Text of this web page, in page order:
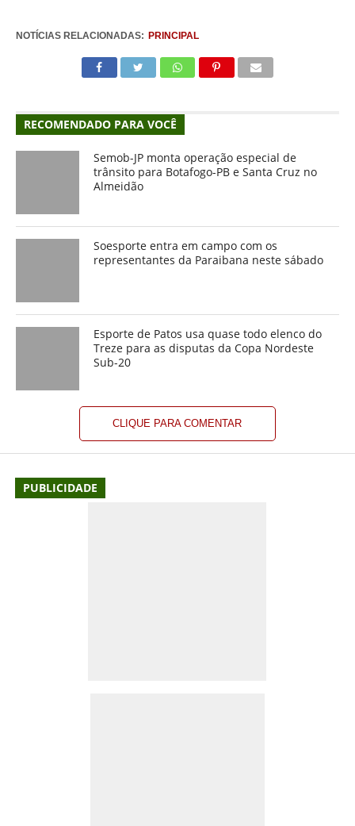
NOTÍCIAS RELACIONADAS: PRINCIPAL
RECOMENDADO PARA VOCÊ
Semob-JP monta operação especial de
trânsito para Botafogo-PB e Santa Cruz no
Almeidão
Soesporte entra em campo com os
representantes da Paraibana neste sábado
Esporte de Patos usa quase todo elenco do
Treze para as disputas da Copa Nordeste
Sub-20
CLIQUE PARA COMENTAR
PUBLICIDADE